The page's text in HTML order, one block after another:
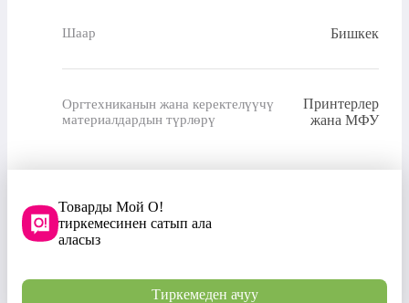
Шаар Бишкек
Оргтехниканын жана керектелүүчү
материалдардын түрлөрү
Принтерлер
жана МФУ
Товарды Мой О!
тиркемесинен сатып ала
аласыз
Тиркемеден ачуу